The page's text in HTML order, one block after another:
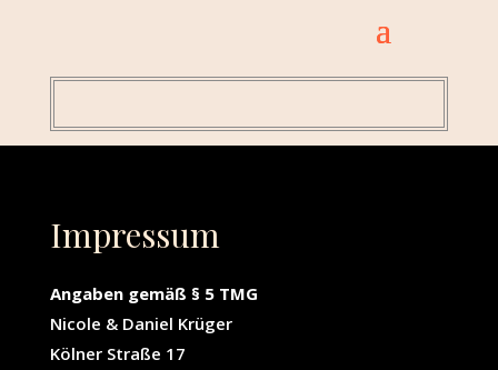
Impressum
Angaben gemäß § 5 TMG
Nicole & Daniel Krüger
Kölner Straße 17